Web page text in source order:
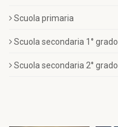
Scuola primaria
Scuola secondaria 1° grado
Scuola secondaria 2° grado